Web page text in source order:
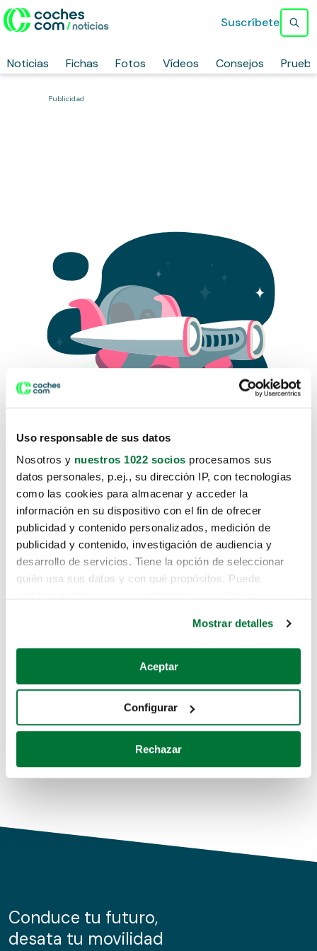
Uso responsable de sus datos
Nosotros y nuestros 1022 socios procesamos sus
datos personales, p.ej., su dirección IP, con tecnologías
como las cookies para almacenar y acceder la
información en su dispositivo con el fin de ofrecer
publicidad y contenido personalizados, medición de
publicidad y contenido, investigación de audiencia y
desarrollo de servicios. Tiene la opción de seleccionar
quién usa sus datos y con qué propósitos. Puede
Si lo permite, también quisiéramos:
Recopilar información sobre su ubicación geográfica
Identificar su dispositivo analizándolo activamente
para buscar características específicas (huellas
Obtenga más información sobre cómo se procesan sus
de cookies.
información sobre el uso que haga del sitio web con
nuestros partners de redes sociales, publicidad y análisis
Mostrar detalles
Aceptar
Configurar
Rechazar
Noticias Fichas Fotos Vídeos Consejos
Suscríbete
Publicidad
Lo sentimos, no sabemos como
te hemos traido hasta aquí.
Pero puedes encontrar el coche que estás
buscando en alguno de estos enlaces:
Coches de segunda mano
Coches de km0
Conduce tu futuro,
desata tu movilidad